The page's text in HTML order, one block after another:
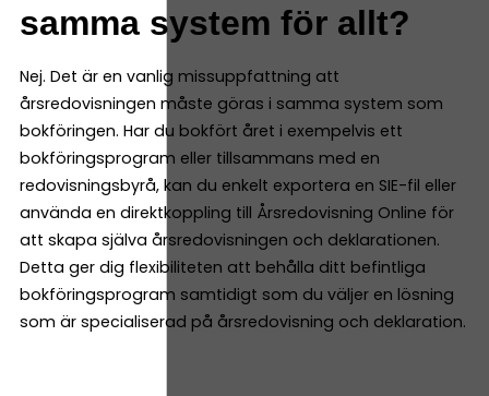
samma system för allt?
Nej. Det är en vanlig missuppfattning att
årsredovisningen måste göras i samma system som
bokföringen. Har du bokfört året i exempelvis ett
bokföringsprogram eller tillsammans med en
redovisningsbyrå, kan du enkelt exportera en SIE-fil eller
använda en direktkoppling till Årsredovisning Online för
att skapa själva årsredovisningen och deklarationen.
Detta ger dig flexibiliteten att behålla ditt befintliga
bokföringsprogram samtidigt som du väljer en lösning
som är specialiserad på årsredovisning och deklaration.